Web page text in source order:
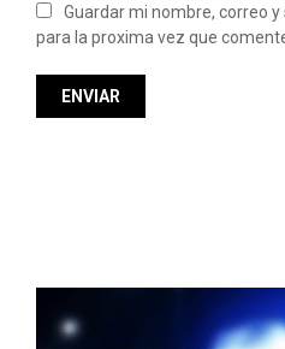
Guardar mi nombre, correo
para la proxima vez que